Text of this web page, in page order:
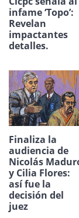
infame ‘Topo’:
Revelan
impactantes
detalles.
Finaliza la
audiencia de
Nicolás
y Cilia Flores:
así fue la
decisión del
juez